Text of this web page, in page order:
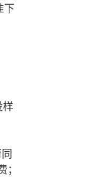
下